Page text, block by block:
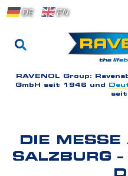
DE EN
RAVENOL Group:
GmbH seit 1946 und
DIE MESSE
SALZBURG